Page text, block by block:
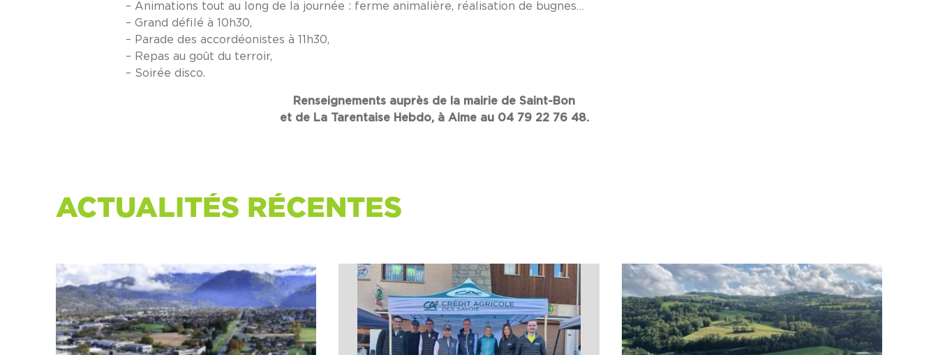
– Animations tout au long de la journée : ferme animalière, réalisation de bugnes…
– Grand défilé à 10h30,
– Parade des accordéonistes à 11h30,
– Repas au goût du terroir,
– Soirée disco.
Renseignements auprès de la mairie de Saint-Bon
et de La Tarentaise Hebdo, à Aime au 04 79 22 76 48.
ACTUALITÉS RÉCENTES